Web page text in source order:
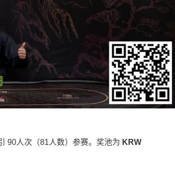
90人次（81人数）参赛。奖池为 KRW